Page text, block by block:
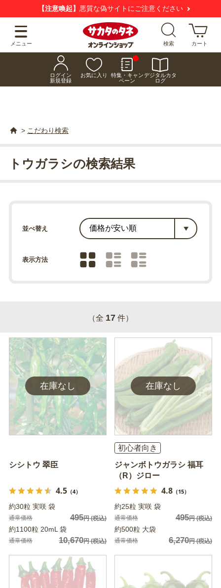
【注意喚起】 悪質な偽サイトにご注意ください
メニュー 検索 カート
ログイン
新規登録
お気に入り
特集・キャン
ペーン
デジタルカタ
ログ
> こだわり検索
トウガラシの検索結果
並べ替え
表示方法
（全 17 件）
シシトウ 翠臣
4.5（4）
約30粒 実咲 袋
通常価格 495円(税込)
約1100粒 20mL 袋
通常価格 10,670円(税込)
初心者向き
ジャンボトウガラシ 福耳
（R）ジロー
4.8（15）
約25粒 実咲 袋
通常価格 495円(税込)
約500粒 大袋
通常価格 6,270円(税込)